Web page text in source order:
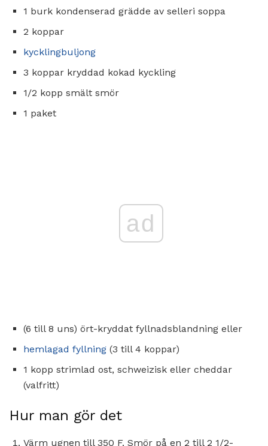
1 burk kondenserad grädde av selleri soppa
2 koppar
kycklingbuljong
3 koppar kryddad kokad kyckling
1/2 kopp smält smör
1 paket
ad
(6 till 8 uns) ört-kryddat fyllnadsblandning eller
hemlagad fyllning (3 till 4 koppar)
1 kopp strimlad ost, schweizisk eller cheddar
(valfritt)
Hur man gör det
Värm ugnen till 350 F. Smör på en 2 till 2 1/2-